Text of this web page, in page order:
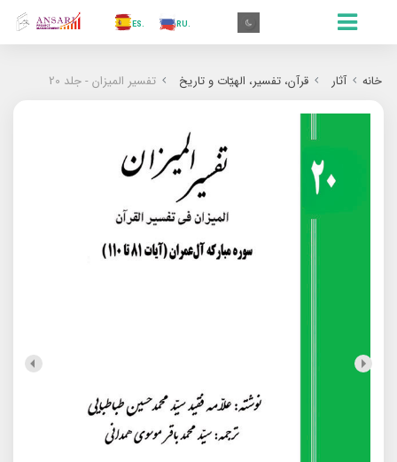
.RU
.ES
.IN
خانه آثار قرآن، تفسیر، الهیّات و تاریخ تفسیر المیزان - جلد 20